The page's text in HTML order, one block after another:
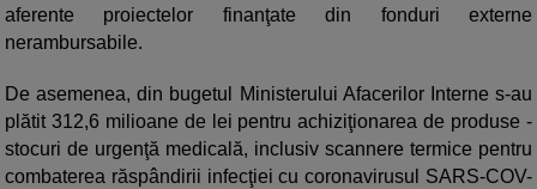
aferente proiectelor finanţate din fonduri externe
nerambursabile.
De asemenea, din bugetul Ministerului Afacerilor Interne s-au
plătit 312,6 milioane de lei pentru achiziţionarea de produse -
stocuri de urgenţă medicală, inclusiv scannere termice pentru
combaterea răspândirii infecţiei cu coronavirusul SARS-COV-